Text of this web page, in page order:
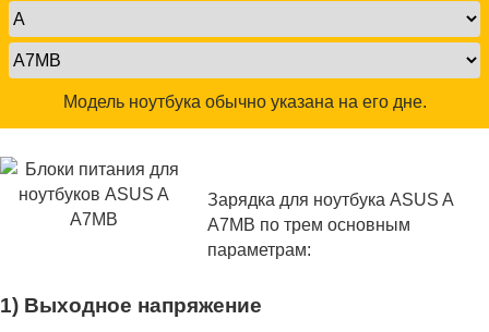
Модель ноутбука обычно указана на его дне.
Зарядка для ноутбука ASUS A
A7MB по трем основным
параметрам:
1) Выходное напряжение